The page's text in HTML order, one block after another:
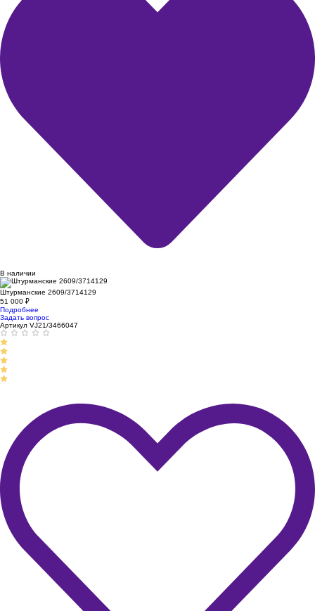
В наличии
Штурманские 2609/3714129
51 000 ₽
Подробнее
Задать вопрос
Артикул VJ21/3466047